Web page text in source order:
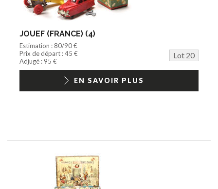
JOUEF (FRANCE) (4)
Estimation : 80/90 €
Prix de départ : 45 €
Lot 20
Adjugé : 95 €
EN SAVOIR PLUS